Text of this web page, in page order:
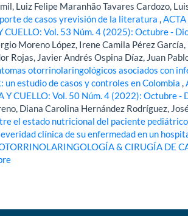
Luiz Felipe Maranhão Tavares Cardozo,
de casos yrevisión de la literatura,
CUELLO: Vol. 53 Núm. 4 (2025): Octubre -
Moreno López, Irene Camila Pérez
Rojas, Javier Andrés Ospina Díaz, Juan
otorrinolaringológicos asociados con
un estudio de casos y controles en Colombia,
Y CUELLO: Vol. 50 Núm. 4 (2022): Octubre -
Diana Carolina Hernández Rodríguez,
el estado nutricional del paciente
clínica de su enfermedad en un
& CIRUGÍA DE